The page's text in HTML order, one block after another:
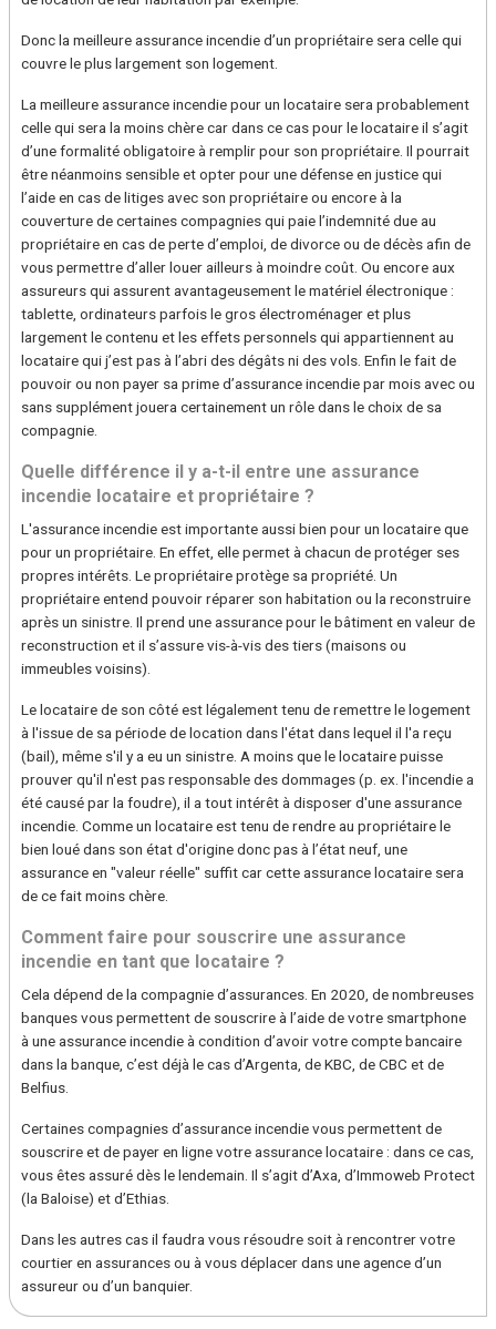
Donc la meilleure assurance incendie d’un propriétaire sera celle qui
couvre le plus largement son logement.
La meilleure assurance incendie pour un locataire sera probablement
celle qui sera la moins chère car dans ce cas pour le locataire il s’agit
d’une formalité obligatoire à remplir pour son propriétaire. Il pourrait
être néanmoins sensible et opter pour une défense en justice qui
l’aide en cas de litiges avec son propriétaire ou encore à la
couverture de certaines compagnies qui paie l’indemnité due au
propriétaire en cas de perte d’emploi, de divorce ou de décès afin de
vous permettre d’aller louer ailleurs à moindre coût. Ou encore aux
assureurs qui assurent avantageusement le matériel électronique :
tablette, ordinateurs parfois le gros électroménager et plus
largement le contenu et les effets personnels qui appartiennent au
locataire qui j’est pas à l’abri des dégâts ni des vols. Enfin le fait de
pouvoir ou non payer sa prime d’assurance incendie par mois avec ou
sans supplément jouera certainement un rôle dans le choix de sa
compagnie.
Quelle différence il y a-t-il entre une assurance
incendie locataire et propriétaire ?
L'assurance incendie est importante aussi bien pour un locataire que
pour un propriétaire. En effet, elle permet à chacun de protéger ses
propres intérêts. Le propriétaire protège sa propriété. Un
propriétaire entend pouvoir réparer son habitation ou la reconstruire
après un sinistre. Il prend une assurance pour le bâtiment en valeur de
reconstruction et il s’assure vis-à-vis des tiers (maisons ou
immeubles voisins).
Le locataire de son côté est légalement tenu de remettre le logement
à l'issue de sa période de location dans l'état dans lequel il l'a reçu
(bail), même s'il y a eu un sinistre. A moins que le locataire puisse
prouver qu'il n'est pas responsable des dommages (p. ex. l'incendie a
été causé par la foudre), il a tout intérêt à disposer d'une assurance
incendie. Comme un locataire est tenu de rendre au propriétaire le
bien loué dans son état d'origine donc pas à l’état neuf, une
assurance en "valeur réelle" suffit car cette assurance locataire sera
de ce fait moins chère.
Comment faire pour souscrire une assurance
incendie en tant que locataire ?
Cela dépend de la compagnie d’assurances. En 2020, de nombreuses
banques vous permettent de souscrire à l’aide de votre smartphone
à une assurance incendie à condition d’avoir votre compte bancaire
dans la banque, c’est déjà le cas d’Argenta, de KBC, de CBC et de
Belfius.
Certaines compagnies d’assurance incendie vous permettent de
souscrire et de payer en ligne votre assurance locataire : dans ce cas,
vous êtes assuré dès le lendemain. Il s’agit d’Axa, d’Immoweb Protect
(la Baloise) et d’Ethias.
Dans les autres cas il faudra vous résoudre soit à rencontrer votre
courtier en assurances ou à vous déplacer dans une agence d’un
assureur ou d’un banquier.